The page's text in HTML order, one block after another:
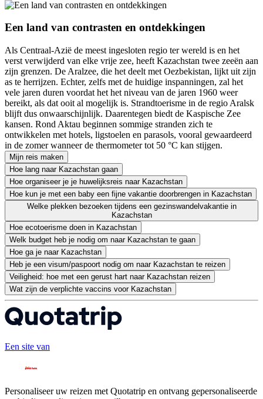
Een land van contrasten en ontdekkingen
Als Centraal-Azië de meest ingesloten regio ter wereld is en het
verst verwijderd van elke vrije zee, heeft Kazachstan twee zeeën aan
zijn grenzen. De Aralzee, die het deelt met Oezbekistan, lijkt uit zijn
as te herrijzen. Echter, zelfs met de huidige inspanningen, zal het
vele jaren duren voordat het het niveau van de jaren 1960 weer
bereikt, als dat ooit al mogelijk is. Strandtoerisme in de regio Aralsk
blijft dus onwaarschijnlijk. Daarentegen biedt de Kaspische Zee
kansen. Rond Aktau beginnen sommige stranden zich te
ontwikkelen met hotels, ligstoelen en parasols, vooral gewaardeerd
in de zomer wanneer de thermometer tot 50 °C kan stijgen.
Mijn reis maken
Hoe lang naar Kazachstan gaan
Hoe organiseer je je huwelijksreis naar Kazachstan
Hoe kun je met een baby een fijne vakantie doorbrengen in Kazachstan
Welke plekken bezoeken tijdens een gezinswandelvakantie in
Kazachstan
Hoe ecotoerisme doen in Kazachstan
Welk budget heb je nodig om naar Kazachstan te gaan
Hoe ga je naar Kazachstan
Heb je een visum/paspoort nodig om naar Kazachstan te reizen
Veiligheid: hoe met een gerust hart naar Kazachstan reizen
Wat zijn de verplichte vaccins voor Kazachstan
Een site van
Personaliseer uw reizen met Quotatrip en ontvang gepersonaliseerde